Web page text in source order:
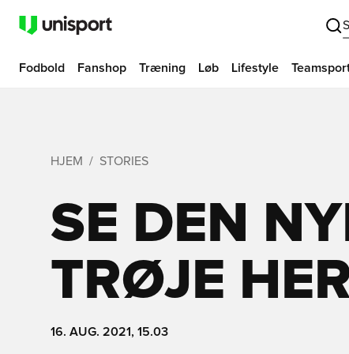
Fodbold Fanshop Træning Løb Lifestyle
HJEM STORIES
SE DEN
TRØJE
16. AUG. 2021, 15.03